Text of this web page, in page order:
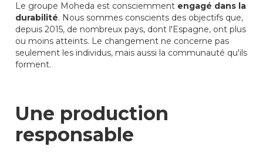
Le groupe Moheda est consciemment engagé dans la
durabilité. Nous sommes conscients des objectifs que,
depuis 2015, de nombreux pays, dont l'Espagne, ont plus
ou moins atteints. Le changement ne concerne pas
seulement les individus, mais aussi la communauté qu'ils
forment.
Une production
responsable